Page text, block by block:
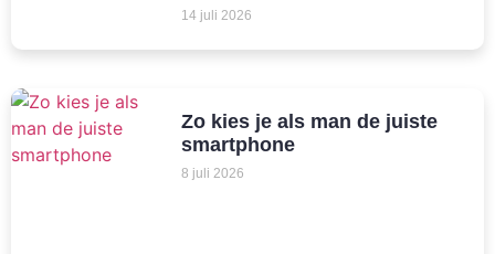
14 juli 2026
Zo kies je als man de juiste
smartphone
8 juli 2026